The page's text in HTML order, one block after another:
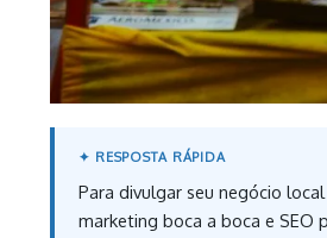
Para divulgar seu negócio
marketing boca a boca e SEO